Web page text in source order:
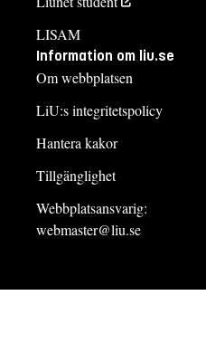
LISAM
Information om liu.se
Om webbplatsen
LiU:s integritetspolicy
Hantera kakor
Tillgänglighet
Webbplatsansvarig:
webmaster@liu.se